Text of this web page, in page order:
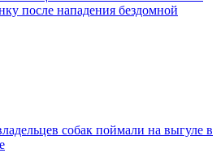
после нападения бездомной
собак поймали на выгуле в